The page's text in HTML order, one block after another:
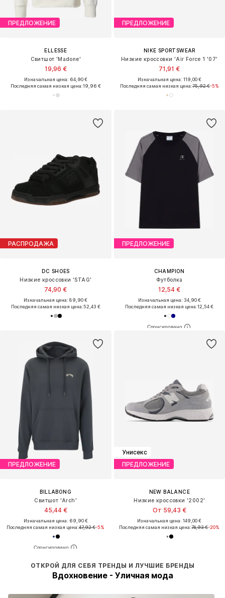
ПРЕДЛОЖЕНИЕ
ELLESSE
Свитшот 'Madone'
19,96 €
Изначальная цена: 64,90 €
Последняя самая низкая цена:19,96 €
ПРЕДЛОЖЕНИЕ
NIKE SPORTSWEAR
Низкие кроссовки 'Air Force 1 '07'
71,91 €
Изначальная цена: 119,00 €
Последняя самая низкая цена:75,92 €-5%
РАСПРОДАЖА
DC SHOES
Низкие кроссовки 'STAG'
74,90 €
Изначальная цена: 89,90 €
Последняя самая низкая цена:52,43 €
ПРЕДЛОЖЕНИЕ
CHAMPION
Футболка
12,54 €
Изначальная цена: 34,90 €
Последняя самая низкая цена:12,54 €
ПРЕДЛОЖЕНИЕ
BILLABONG
Свитшот 'Arch'
45,44 €
Изначальная цена: 69,90 €
Последняя самая низкая цена:47,92 €-5%
Унисекс
ПРЕДЛОЖЕНИЕ
NEW BALANCE
Низкие кроссовки '2002'
От 59,43 €
Изначальная цена: 149,00 €
Последняя самая низкая цена:74,93 €-20%
ОТКРОЙ ДЛЯ СЕБЯ ТРЕНДЫ И ЛУЧШИЕ БРЕНДЫ
Вдохновение - Уличная мода